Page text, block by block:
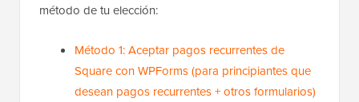
método de tu elección:
Método 1: Aceptar pagos recurrentes de
Square con WPForms (para principiantes que
desean pagos recurrentes + otros formularios)